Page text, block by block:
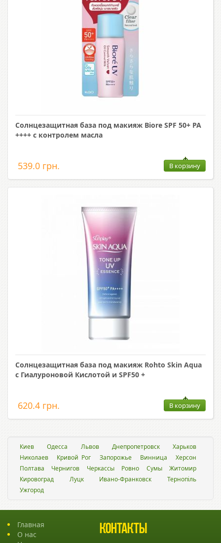
Солнцезащитная база под макияж Biore SPF 50+ PA
++++ с контролем масла
539.0 грн. В корзину
Солнцезащитная база под макияж Rohto Skin Aqua
с Гиалуроновой Кислотой и SPF50 +
620.4 грн. В корзину
Киев Одесса Львов Днепропетровск
Харьков
Николаев
Кривой Рог Запорожье Винница
Херсон
Полтава
Чернигов Черкассы Ровно Сумы
Житомир
Кировоград
Луцк Ивано-Франковск
Тернопіль
Ужгород
Главная
О нас
Контакты